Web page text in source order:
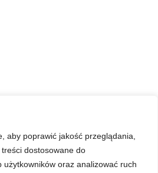
aby poprawić jakość przeglądania,
dostosowane do
użytkowników oraz analizować ruch